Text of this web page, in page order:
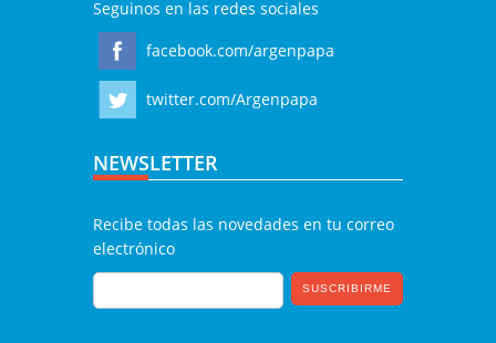
Seguinos en las redes sociales
facebook.com/argenpapa
twitter.com/Argenpapa
NEWSLETTER
Recibe todas las novedades en tu correo
electrónico